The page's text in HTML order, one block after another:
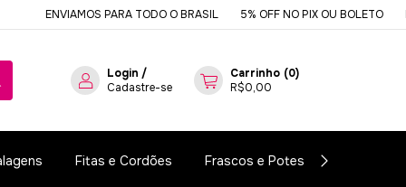
ENVIAMOS PARA TODO O BRASIL 5% OFF NO PIX OU BOLETO
Login /
Cadastre-se
Carrinho (0)
R$0,00
Fitas e Cordões Frascos e Potes